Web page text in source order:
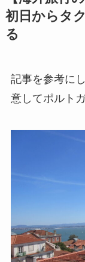
初日からタ
る
記事を参考に
意してポルト